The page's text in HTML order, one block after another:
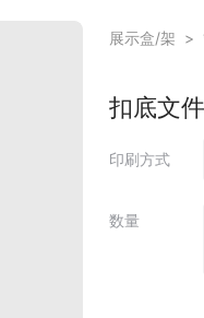
展示盒/架 >
扣底文
印刷方式
数量